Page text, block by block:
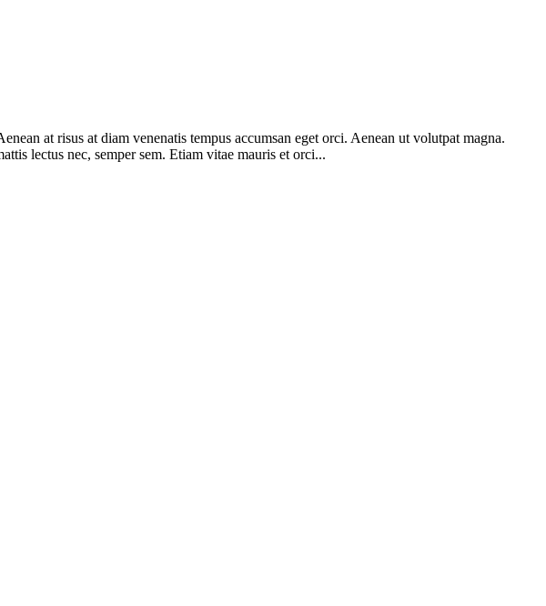
at risus at diam venenatis tempus accumsan eget orci. Aenean ut volutpat magna.
lectus nec, semper sem. Etiam vitae mauris et orci...